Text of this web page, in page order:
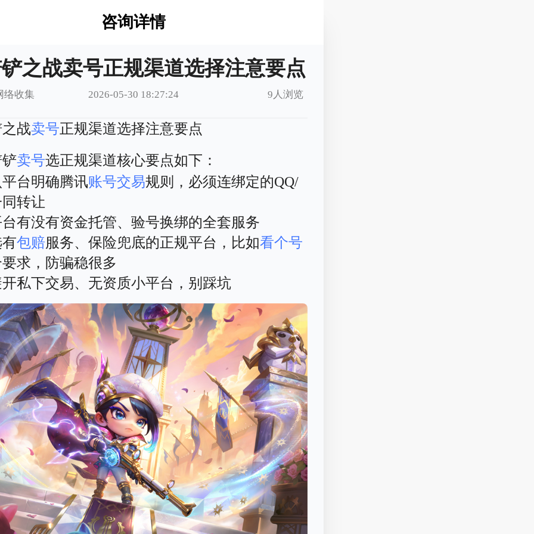
咨询详情
之战卖号正规渠道选择注意要点
收集 2026-05-30 18:27:24 9人浏览
战卖号正规渠道选择注意要点
卖号选正规渠道核心要点如下：
台明确腾讯账号交易规则，必须连绑定的QQ/
转让
有没有资金托管、验号换绑的全套服务
包赔服务、保险兜底的正规平台，比如看个号
求，防骗稳很多
私下交易、无资质小平台，别踩坑